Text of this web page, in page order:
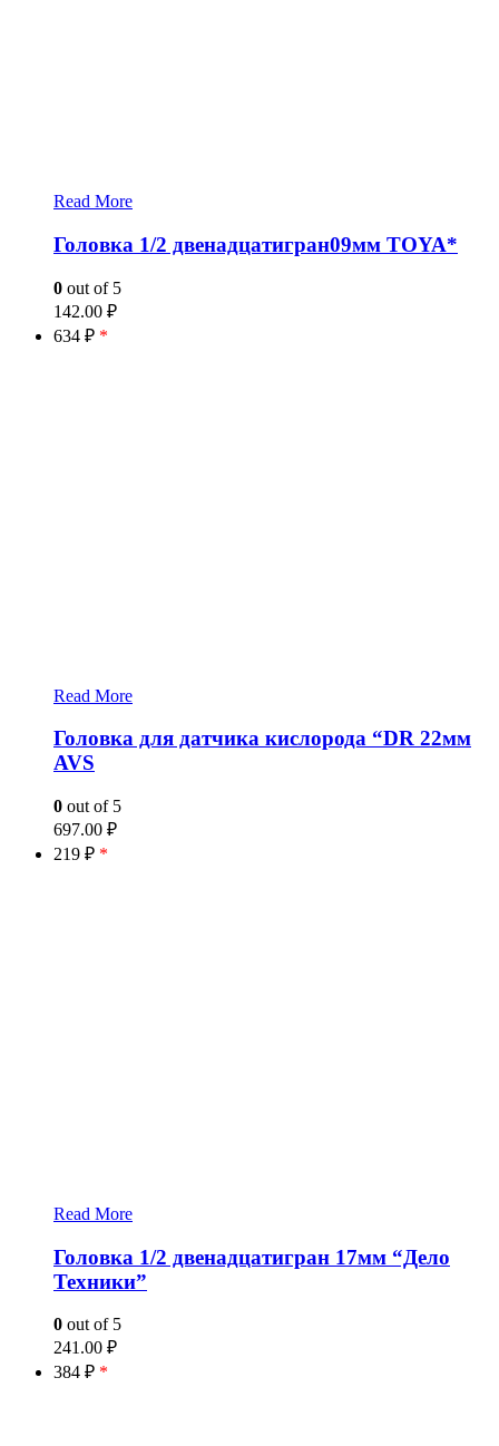
Read More
Головка 1/2 двенадцатигран09мм TOYA*
0 out of 5
142.00 ₽
634 ₽ *
Read More
Головка для датчика кислорода “DR 22мм
AVS
0 out of 5
697.00 ₽
219 ₽ *
Read More
Головка 1/2 двенадцатигран 17мм “Дело
Техники”
0 out of 5
241.00 ₽
384 ₽ *